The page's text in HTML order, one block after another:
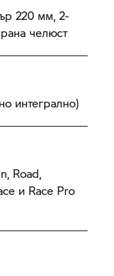
220 мм, 2-
челюст
интегрално)
Road,
и Race Pro